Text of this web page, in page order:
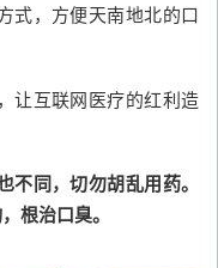
式，方便天南地北的口
让互联网医疗的红利造
同，切勿胡乱用药。
根治口臭。